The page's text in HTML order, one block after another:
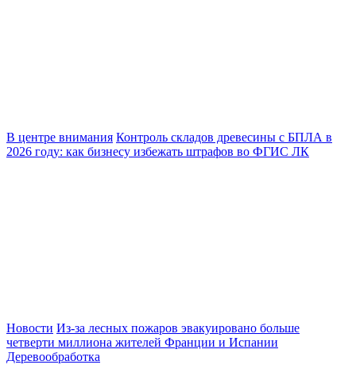
В центре внимания Контроль складов древесины с БПЛА в
2026 году: как бизнесу избежать штрафов во ФГИС ЛК
Новости Из-за лесных пожаров эвакуировано больше
четверти миллиона жителей Франции и Испании
Деревообработка